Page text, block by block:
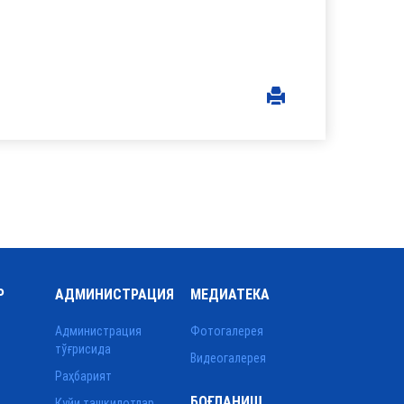
АДМИНИСТРАЦИЯ
Администрация
тўғрисида
Раҳбарият
МЕДИАТЕКА
Фотогалерея
Видеогалерея